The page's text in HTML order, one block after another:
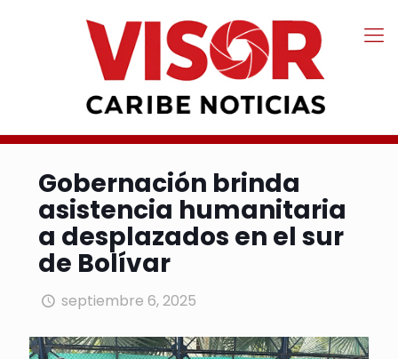
Gobernación brinda
asistencia humanitaria
a desplazados en el sur
de Bolívar
septiembre 6, 2025